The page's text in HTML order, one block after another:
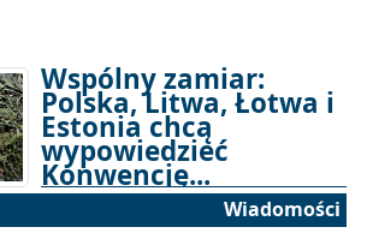
Wspólny zamiar:
Polska, Litwa, Łotwa i
Estonia chcą
wypowiedzieć
Konwencję...
Wiadomości